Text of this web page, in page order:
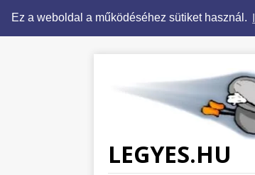
Ez a weboldal a működéséhez sütiket használ.
LEGYES.HU